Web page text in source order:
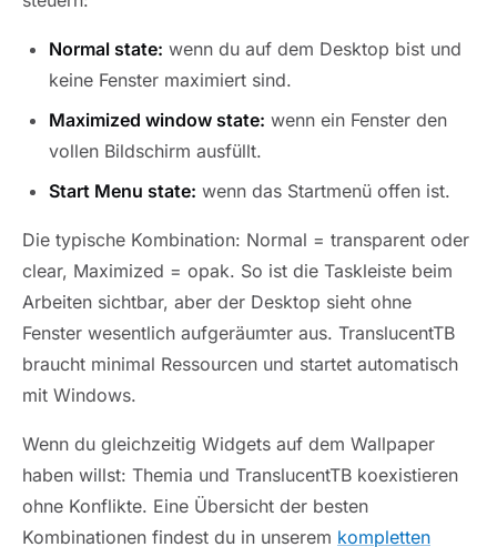
Normal state: wenn du auf dem Desktop bist und
keine Fenster maximiert sind.
Maximized window state: wenn ein Fenster den
vollen Bildschirm ausfüllt.
Start Menu state: wenn das Startmenü offen ist.
Die typische Kombination: Normal = transparent oder
clear, Maximized = opak. So ist die Taskleiste beim
Arbeiten sichtbar, aber der Desktop sieht ohne
Fenster wesentlich aufgeräumter aus. TranslucentTB
braucht minimal Ressourcen und startet automatisch
mit Windows.
Wenn du gleichzeitig Widgets auf dem Wallpaper
haben willst: Themia und TranslucentTB koexistieren
ohne Konflikte. Eine Übersicht der besten
Kombinationen findest du in unserem kompletten